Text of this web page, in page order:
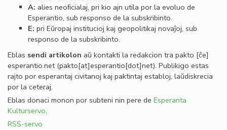
A: alies neoﬁcialaj, pri kio ajn utila por la evoluo de
Esperantio, sub responso de la subskribinto.
E: pri Eŭropaj institucioj kaj geopolitikaj novaĵoj, sub
responso de la subskribinto.
Eblas sendi artikolon aŭ kontakti la redakcion tra pakto [ĉe]
esperantio.net(pakto[at]esperantio[dot]net). Publikigo estas
rajto por esperantaj civitanoj kaj paktintaj establoj, laŭdiskrecia
por la ceteraj.
Eblas donaci monon por subteni nin pere de Esperanta
Kulturservo.
RSS-servo